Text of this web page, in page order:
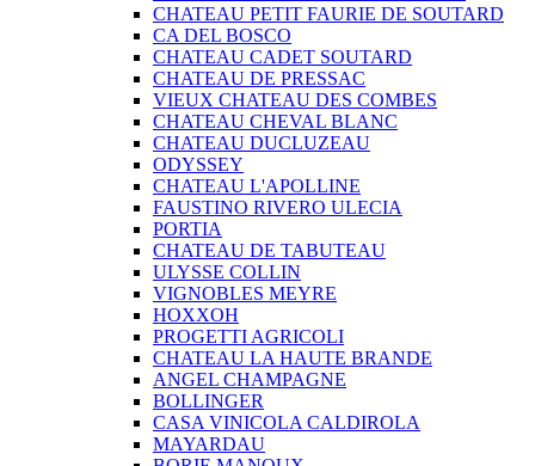
CHATEAU PETIT FAURIE DE SOUTARD
CA DEL BOSCO
CHATEAU CADET SOUTARD
CHATEAU DE PRESSAC
VIEUX CHATEAU DES COMBES
CHATEAU CHEVAL BLANC
CHATEAU DUCLUZEAU
ODYSSEY
CHATEAU L'APOLLINE
FAUSTINO RIVERO ULECIA
PORTIA
CHATEAU DE TABUTEAU
ULYSSE COLLIN
VIGNOBLES MEYRE
HOXXOH
PROGETTI AGRICOLI
CHATEAU LA HAUTE BRANDE
ANGEL CHAMPAGNE
BOLLINGER
CASA VINICOLA CALDIROLA
MAYARDAU